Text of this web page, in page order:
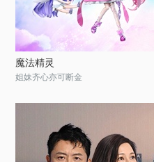
魔法精灵
姐妹齐心亦可断金